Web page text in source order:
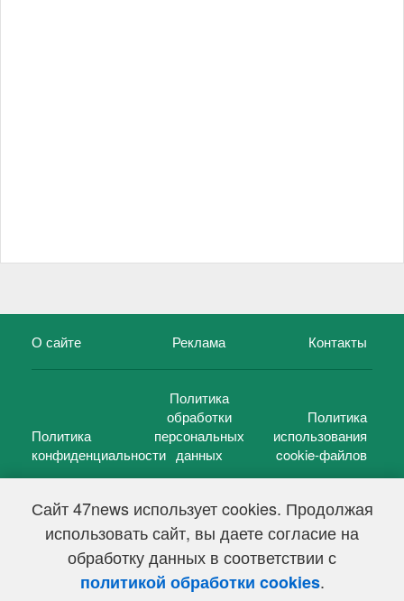
Сайт 47news использует cookies. Продолжая
использовать сайт, вы даете согласие на
обработку данных в соответствии с
политикой обработки cookies.
О сайте Реклама Контакты
Политика
конфиденциальности
Политика
обработки
персональных
данных
Политика
использования
cookie-файлов
47 новостей (47 news)2005 — 2026 г.
Свидетельство о регистрации СМИ Эл № ФС 77-39848, выдано
Федеральной службой по надзору в сфере связи,
информационных технологий и массовых коммуникаций